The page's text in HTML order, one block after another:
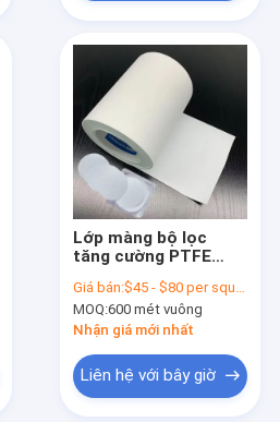
Lớp màng bộ lọc
tăng cường PTFE
cho các thiết bị y
sinh
Giá bán:$45 - $80 per square meter
MOQ:600 mét vuông
Nhận giá mới nhất
Liên hệ với bây giờ